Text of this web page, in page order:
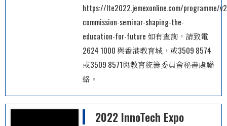
https://lte2022.jemexonline.com/programme/
commission-seminar-shaping-the-
education-for-future 如有查詢，請致電
2624 1000 與香港教育城，或3509 8574
或3509 8571與教育統籌委員會秘書處聯
絡。
2022 InnoTech Expo